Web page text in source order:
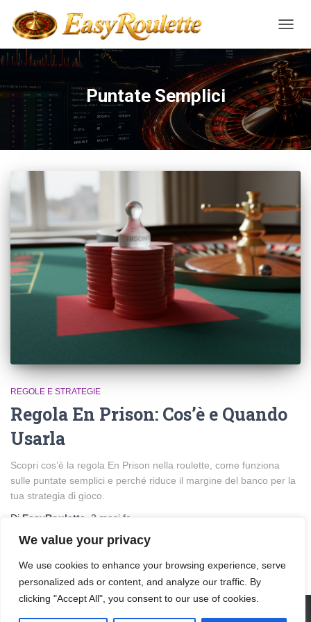
We value your privacy
We use cookies to enhance your browsing experience, serve
personalized ads or content, and analyze our traffic. By
clicking "Accept All", you consent to our use of cookies.
Puntate Semplici
REGOLE E STRATEGIE
Regola En Prison: Cos’è e Quando
Usarla
Scopri cos’è la regola En Prison nella roulette, come funziona
sulle puntate semplici e perché riduce il margine del banco per la
tua strategia di gioco.
Di EasyRoulette 2 mesi fa